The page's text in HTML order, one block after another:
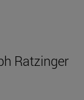
Ratzinger